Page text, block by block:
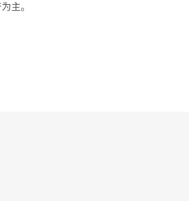
主。